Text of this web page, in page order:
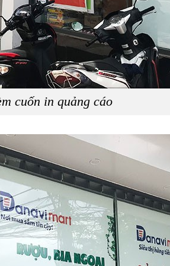
cuốn in quảng cáo